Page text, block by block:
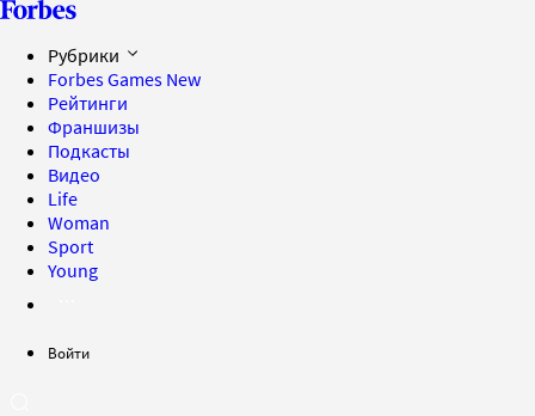
Рубрики
Forbes Games New
Рейтинги
Франшизы
Подкасты
Видео
Life
Woman
Sport
Young
Войти